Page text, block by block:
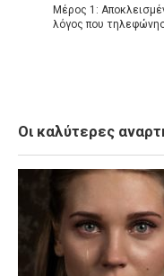
Μέρος 1:
λόγος που
Οι καλύτερες